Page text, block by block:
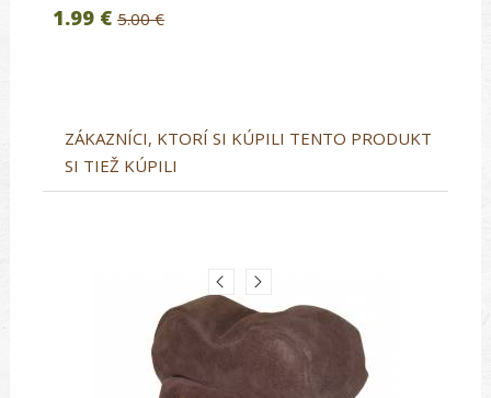
1.99 € 5.00 €
ZÁKAZNÍCI, KTORÍ SI KÚPILI TENTO PRODUKT
SI TIEŽ KÚPILI